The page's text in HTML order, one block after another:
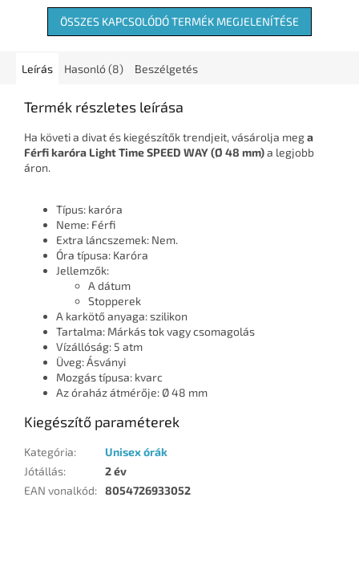
ÖSSZES KAPCSOLÓDÓ TERMÉK MEGJELENÍTÉSE
Leírás Hasonló (8) Beszélgetés
Termék részletes leírása
Ha követi a divat és kiegészítők trendjeit, vásárolja mega
Férfi karóra Light Time SPEED WAY (Ø 48 mm)a legjobb
áron.
Típus: karóra
Neme: Férfi
Extra láncszemek: Nem.
Óra típusa: Karóra
Jellemzők:
A dátum
Stopperek
A karkötő anyaga: szilikon
Tartalma: Márkás tok vagy csomagolás
Vízállóság: 5 atm
Üveg: Ásványi
Mozgás típusa: kvarc
Az óraház átmérője: Ø 48 mm
Kiegészítő paraméterek
Kategória:
Unisex órák
Jótállás:
2 év
EAN vonalkód: 8054726933052